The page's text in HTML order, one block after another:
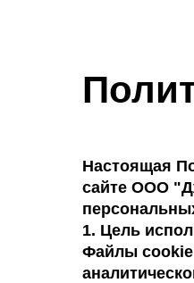
Настоящая
сайте ООО
1. Цель
Файлы cookie